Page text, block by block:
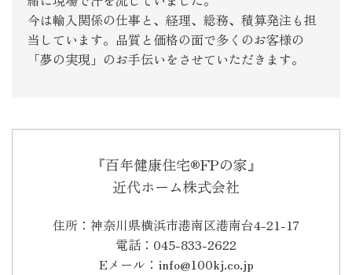
今は輸入関係の仕事と、経理、総務、積算発注も担
当しています。品質と価格の面で多くのお客様の
「夢の実現」のお手伝いをさせていただきます。
『百年健康住宅®FPの家』
近代ホーム株式会社
住所：神奈川県横浜市港南区港南台4-21-17
電話：045-833-2622
Eメール：info@100kj.co.jp